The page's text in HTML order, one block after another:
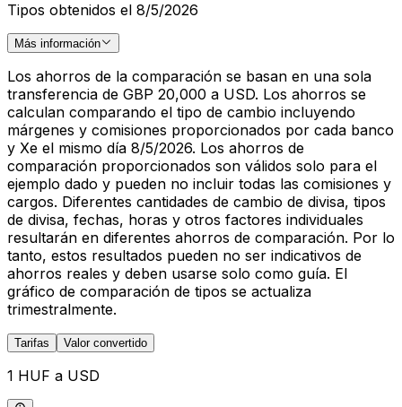
Tipos obtenidos el 8/5/2026
Más información
Los ahorros de la comparación se basan en una sola
transferencia de GBP 20,000 a USD. Los ahorros se
calculan comparando el tipo de cambio incluyendo
márgenes y comisiones proporcionados por cada banco
y Xe el mismo día 8/5/2026. Los ahorros de
comparación proporcionados son válidos solo para el
ejemplo dado y pueden no incluir todas las comisiones y
cargos. Diferentes cantidades de cambio de divisa, tipos
de divisa, fechas, horas y otros factores individuales
resultarán en diferentes ahorros de comparación. Por lo
tanto, estos resultados pueden no ser indicativos de
ahorros reales y deben usarse solo como guía. El
gráfico de comparación de tipos se actualiza
trimestralmente.
Tarifas Valor convertido
1 HUF a USD